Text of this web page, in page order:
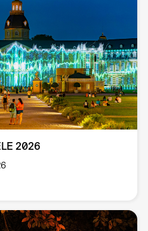
2026